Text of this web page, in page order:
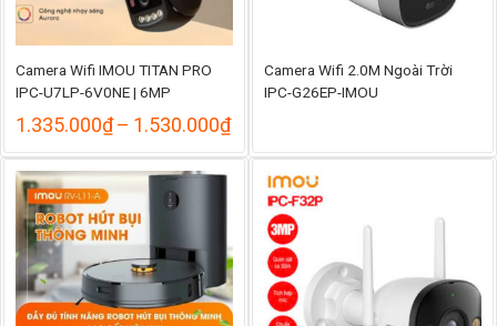
Camera Wifi IMOU TITAN PRO
IPC-U7LP-6V0NE | 6MP
1.335.000₫– 1.530.000₫Khoảng
từ
1.335.000₫
1.530.000₫
Camera Wifi 2.0M Ngoài Trời
IPC-G26EP-IMOU